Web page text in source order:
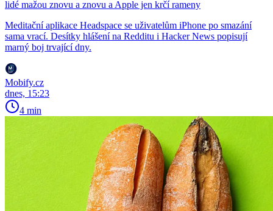
lidé mažou znovu a znovu a Apple jen krčí rameny
Meditační aplikace Headspace se uživatelům iPhone po smazání
sama vrací. Desítky hlášení na Redditu i Hacker News popisují
marný boj trvající dny.
Mobify.cz
dnes, 15:23
4 min